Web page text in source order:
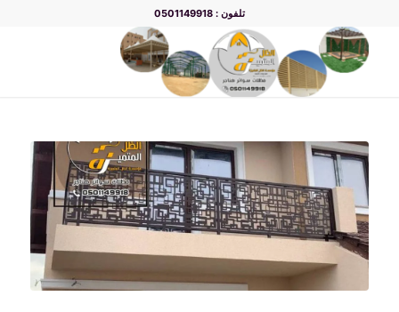
تلفون : 0501149918